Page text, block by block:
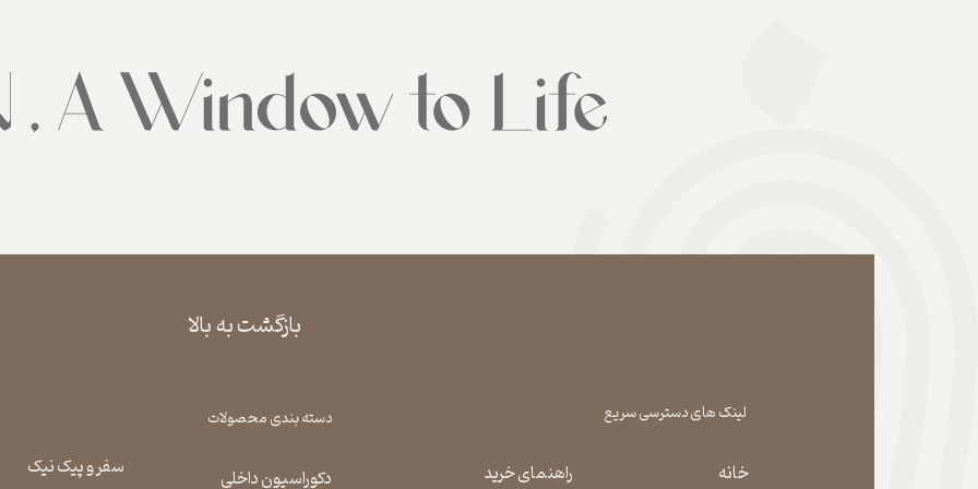
بازگشت به بالا
لینک های دسترسی سریع دسته بندی محصولات
خانه راهنمای خرید دکوراسیون داخلی
سفر و پیک نیک